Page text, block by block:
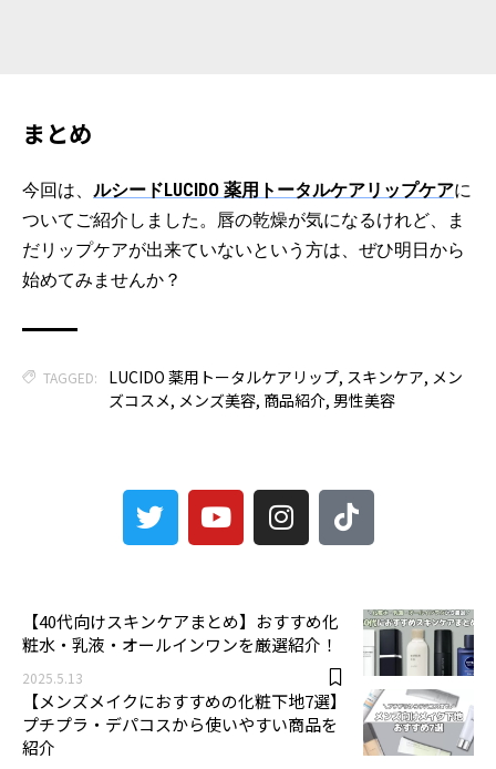
まとめ
今回は、 ルシードLUCIDO 薬用トータルケアリップケアに
ついてご紹介しました。唇の乾燥が気になるけれど、ま
だリップケアが出来ていないという方は、ぜひ明日から
始めてみませんか？
TAGGED: LUCIDO 薬用トータルケアリップ, スキンケア, メン
ズコスメ, メンズ美容, 商品紹介, 男性美容
【40代向けスキンケアまとめ】おすすめ化
粧水・乳液・オールインワンを厳選紹介！
2025.5.13
【メンズメイクにおすすめの化粧下地7選】
プチプラ・デパコスから使いやすい商品を
紹介